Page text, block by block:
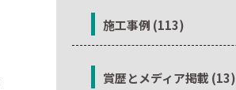
施工事例 (113)
賞歴とメディア掲載 (13)